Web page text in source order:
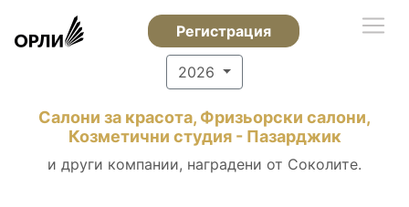
Регистрация
2026
Салони за красота, Фризьорски салони,
Козметични студия - Пазарджик
и други компании, наградени от Соколите.